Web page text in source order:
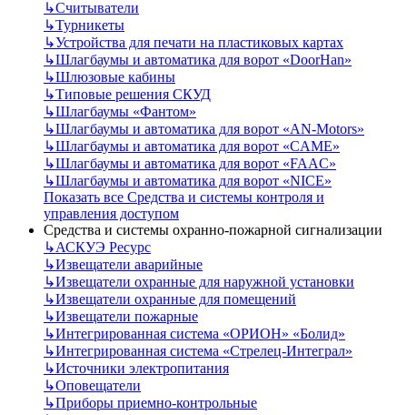
↳Считыватели
↳Турникеты
↳Устройства для печати на пластиковых картах
↳Шлагбаумы и автоматика для ворот «DoorHan»
↳Шлюзовые кабины
↳Типовые решения СКУД
↳Шлагбаумы «Фантом»
↳Шлагбаумы и автоматика для ворот «AN-Motors»
↳Шлагбаумы и автоматика для ворот «CAME»
↳Шлагбаумы и автоматика для ворот «FAAC»
↳Шлагбаумы и автоматика для ворот «NICE»
Показать все Средства и системы контроля и
управления доступом
Средства и системы охранно-пожарной сигнализации
↳АСКУЭ Ресурс
↳Извещатели аварийные
↳Извещатели охранные для наружной установки
↳Извещатели охранные для помещений
↳Извещатели пожарные
↳Интегрированная система «ОРИОН» «Болид»
↳Интегрированная система «Стрелец-Интеграл»
↳Источники электропитания
↳Оповещатели
↳Приборы приемно-контрольные